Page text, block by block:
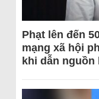
Phạt lên đến
mạng xã hội
khi dẫn nguồn